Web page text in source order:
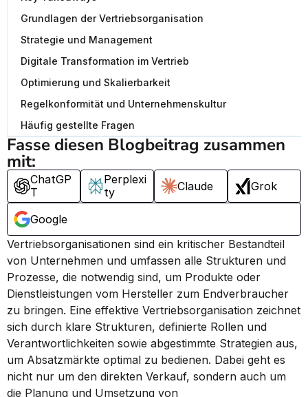
Grundlagen der Vertriebsorganisation
Strategie und Management
Digitale Transformation im Vertrieb
Optimierung und Skalierbarkeit
Regelkonformität und Unternehmenskultur
Häufig gestellte Fragen
Fasse diesen Blogbeitrag zusammen
mit:
ChatGP
T
Perplexi
ty
Claude Grok
Google
Vertriebsorganisationen sind ein kritischer Bestandteil
von Unternehmen und umfassen alle Strukturen und
Prozesse, die notwendig sind, um Produkte oder
Dienstleistungen vom Hersteller zum Endverbraucher
zu bringen. Eine effektive Vertriebsorganisation zeichnet
sich durch klare Strukturen, definierte Rollen und
Verantwortlichkeiten sowie abgestimmte Strategien aus,
um Absatzmärkte optimal zu bedienen. Dabei geht es
nicht nur um den direkten Verkauf, sondern auch um
die Planung und Umsetzung von